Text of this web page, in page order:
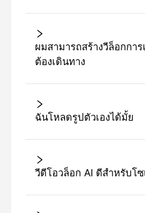
ผมสามารถสร้างวีล็อกกา
ต้องเดินทาง
ฉันโหลดรูปตัวเองได้มั้ย
วีดีโอวล็อก AI ดีสําหรับโ